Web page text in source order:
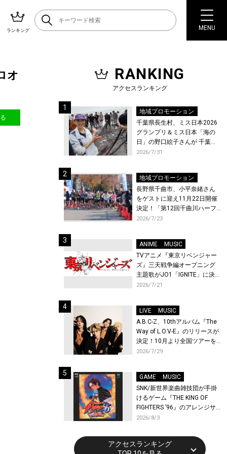
ランキング MENU
オ RANKING
アクセスランキング
地域プロモーション
千葉県長生村、ミス日本2026
グランプリ＆ミス日本「海の
日」の野口絵子さんが 千葉県
唯一の村・長生村で地引網を
2026/7/31
地域プロモーション
長野県千曲市、小平奈緒さん
をゲストに迎え11月22日開催
決定！「第12回千曲川ハーフ
マラソン」エントリー受付開
2026/7/23
ANIME
MUSIC
TVアニメ『東京リベンジャー
ズ』三天戦争編オープニング
主題歌がJO1「IGNITE」に決
定！メンバー全員から喜びと
先行上映会を開催！
2026/7/21
LIVE
MUSIC
A.B.C-Z、10thアルバム『The
Way of L.O.V-E』のリリースが
決定！10月より全国ツアーを
開催！
2026/7/29
GAME
MUSIC
SNK/新世界楽曲雑技団が手掛
けるゲーム『THE KING OF
FIGHTERS ’96』のアレンジサ
ウンドトラックが配信開始！
2026/8/3
アクセスランキング